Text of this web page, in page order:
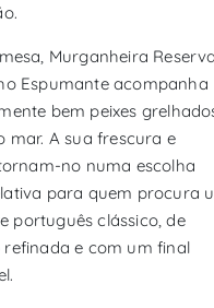
Murganheira Reserva
Espumante acompanha
bem peixes
mar. A sua frescura e
no numa escolha
para quem procura
português clássico, de
refinada e com um final